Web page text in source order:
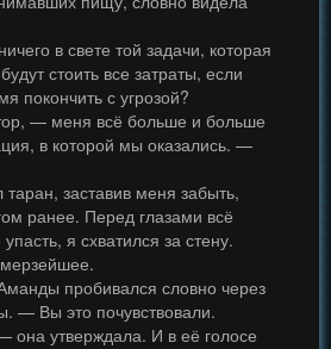
в свете той задачи, которая
стоить все затраты, если
покончить с угрозой?
— меня всё больше и больше
в которой мы оказались. —
заставив меня забыть,
ранее. Перед глазами всё
я схватился за стену.
пробивался словно через
— Вы это почувствовали.
утверждала. И в её голосе